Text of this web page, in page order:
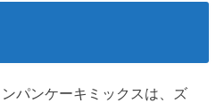
パンケーキミックスは、ズ